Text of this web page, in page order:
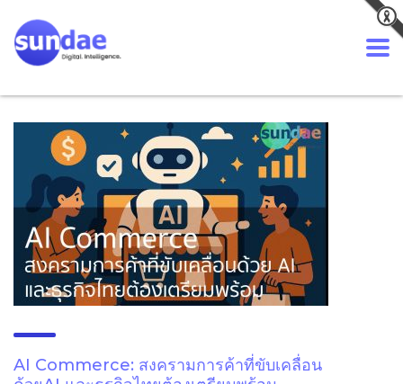
AI Commerce: สงครามการค้าที่ขับเคลื่อน